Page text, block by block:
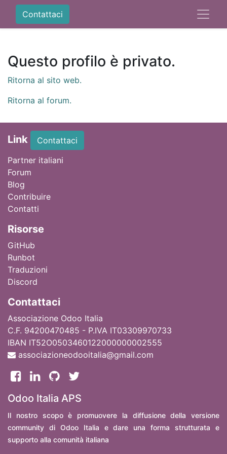
Contattaci
Questo profilo è privato.
Ritorna al sito web.
Ritorna al forum.
Link
Contattaci
Partner italiani
Forum
Blog
Contribuire
Contatti
Risorse
GitHub
Runbot
Traduzioni
Discord
Contattaci
Associazione Odoo Italia
C.F. 94200470485 - P.IVA IT03309970733
IBAN IT52O0503460122000000002555
associazioneodooitalia@gmail.com
Odoo Italia APS
Il nostro scopo è promuovere la diffusione della versione
community di Odoo Italia e dare una forma strutturata e
supporto alla comunità italiana